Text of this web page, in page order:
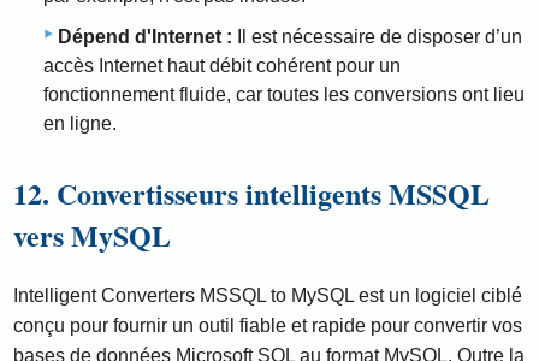
Dépend d'Internet : Il est nécessaire de disposer d’un
accès Internet haut débit cohérent pour un
fonctionnement fluide, car toutes les conversions ont lieu
en ligne.
12. Convertisseurs intelligents MSSQL
vers MySQL
Intelligent Converters MSSQL to MySQL est un logiciel ciblé
conçu pour fournir un outil fiable et rapide pour convertir vos
bases de données Microsoft SQL au format MySQL. Outre la